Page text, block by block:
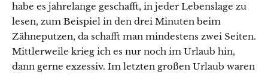
habe es jahrelange geschafft, in jeder Lebenslage zu
lesen, zum Beispiel in den drei Minuten beim
Zähneputzen, da schafft man mindestens zwei Seiten.
Mittlerweile krieg ich es nur noch im Urlaub hin,
dann gerne exzessiv. Im letzten großen Urlaub waren